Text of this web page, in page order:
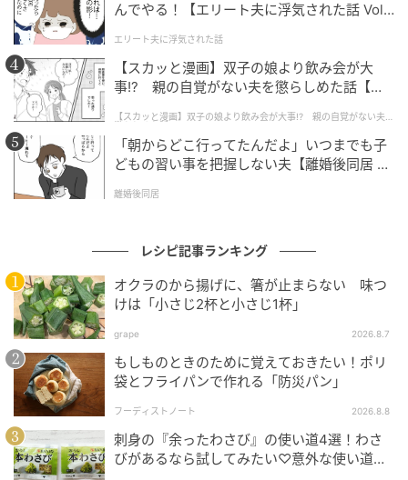
にんじん：1本
オレンジ：大1個
スペアミント：1枝分
塩：小さじ1／2
リンゴ酢：大さじ1と1／2
オリーブオイル：大さじ2
した食感になるしりしり器を使いたい」。
んでやる！【エリート夫に浮気された話 Vol.
エリート夫に浮気された話
【スカッと漫画】双子の娘より飲み会が大
事!? 親の自覚がない夫を懲らしめた話【第1
【スカッと漫画】双子の娘より飲み会が大事!? 親の自覚がない夫を
懲らしめた話
「朝からどこ行ってたんだよ」いつまでも子
どもの習い事を把握しない夫【離婚後同居 Vo
離婚後同居
レシピ記事ランキング
オクラのから揚げに、箸が止まらない 味つ
けは「小さじ2杯と小さじ1杯」
grape 2026.8.7
もしものときのために覚えておきたい！ポリ
袋とフライパンで作れる「防災パン」
フーディストノート 2026.8.8
刺身の『余ったわさび』の使い道4選！わさ
びがあるなら試してみたい♡意外な使い道を